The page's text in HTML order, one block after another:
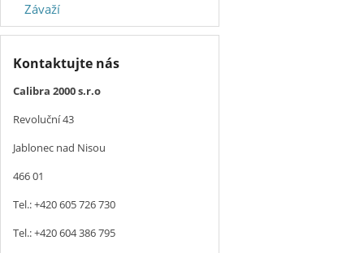
Závaží
Kontaktujte nás
Calibra 2000 s.r.o
Revoluční 43
Jablonec nad Nisou
466 01
Tel.: +420 605 726 730
Tel.: +420 604 386 795